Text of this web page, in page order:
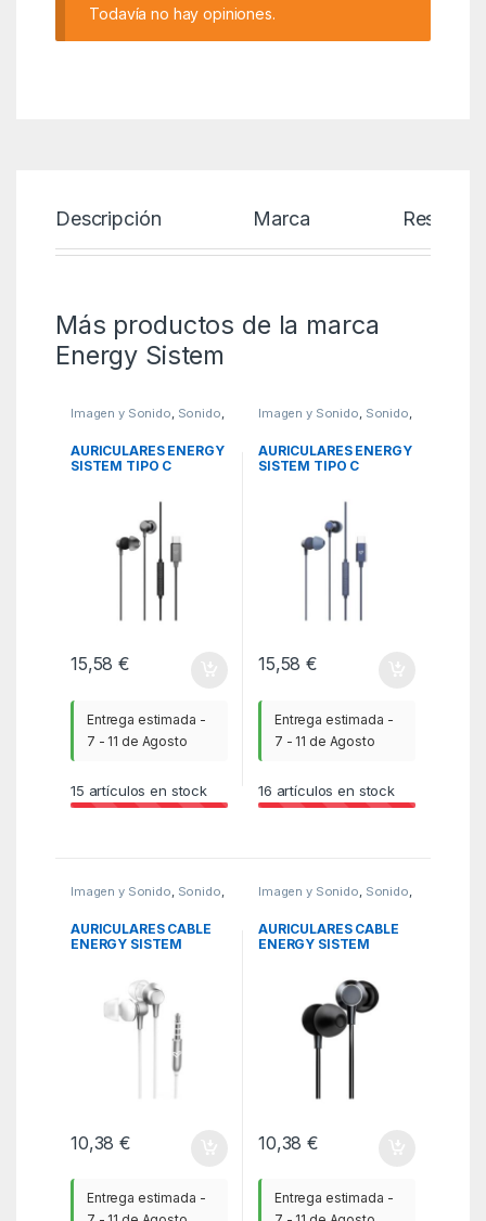
Todavía no hay opiniones.
Descripción Marca Reseñas
Más productos de la marca
Energy Sistem
Imagen y Sonido Sonido
WBR
AURICULARES ENERGY
SISTEM TIPO C
15,58€
Entrega estimada -
7 - 11 de Agosto
15 artículos en stock
Imagen y Sonido Sonido
WBR
AURICULARES ENERGY
SISTEM TIPO C
15,58€
Entrega estimada -
7 - 11 de Agosto
16 artículos en stock
Imagen y Sonido, Sonido,
AURICULARES CABLE
ENERGY SISTEM
10,38€
Entrega estimada -
Imagen y Sonido, Sonido,
AURICULARES CABLE
ENERGY SISTEM
10,38€
Entrega estimada -